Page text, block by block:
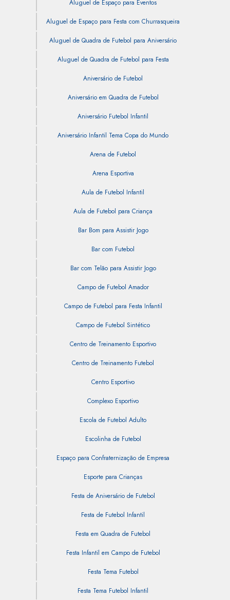
Aluguel de Espaço para Eventos
Aluguel de Espaço para Festa com Churrasqueira
Aluguel de Quadra de Futebol para Aniversário
Aluguel de Quadra de Futebol para Festa
Aniversário de Futebol
Aniversário em Quadra de Futebol
Aniversário Futebol Infantil
Aniversário Infantil Tema Copa do Mundo
Arena de Futebol
Arena Esportiva
Aula de Futebol Infantil
Aula de Futebol para Criança
Bar Bom para Assistir Jogo
Bar com Futebol
Bar com Telão para Assistir Jogo
Campo de Futebol Amador
Campo de Futebol para Festa Infantil
Campo de Futebol Sintético
Centro de Treinamento Esportivo
Centro de Treinamento Futebol
Centro Esportivo
Complexo Esportivo
Escola de Futebol Adulto
Escolinha de Futebol
Espaço para Confraternização de Empresa
Esporte para Crianças
Festa de Aniversário de Futebol
Festa de Futebol Infantil
Festa em Quadra de Futebol
Festa Infantil em Campo de Futebol
Festa Tema Futebol
Festa Tema Futebol Infantil